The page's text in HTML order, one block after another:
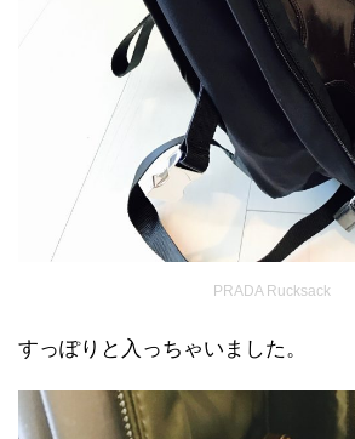
PRADA Rucksack
すっぽりと入っちゃいました。